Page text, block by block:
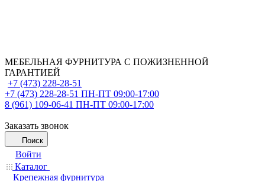
МЕБЕЛЬНАЯ ФУРНИТУРА С ПОЖИЗНЕННОЙ
ГАРАНТИЕЙ
+7 (473) 228-28-51
+7 (473) 228-28-51 ПН-ПТ 09:00-17:00
8 (961) 109-06-41 ПН-ПТ 09:00-17:00
Заказать звонок
Поиск
Войти
Каталог
Крепежная фурнитура